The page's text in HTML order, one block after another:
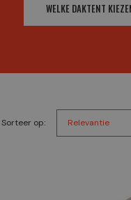
WELKE DAKTENT
Sorteer op: